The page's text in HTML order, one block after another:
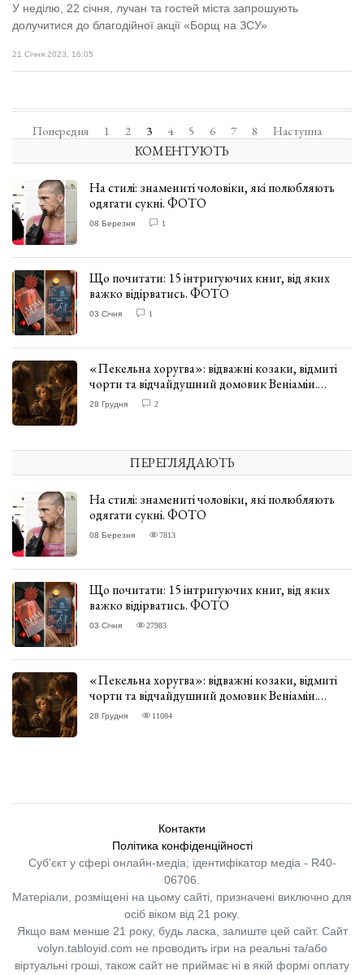
У неділю, 22 січня, лучан та гостей міста запрошують
долучитися до благодійної акції «Борщ на ЗСУ»
21 Січня 2023, 16:05
Попередня 1 2 3 4 5 6 7 8 Наступна
КОМЕНТУЮТЬ
На стилі: знамениті чоловіки, які полюбляють
одягати сукні. ФОТО
08 Березня 1
Що почитати: 15 інтригуючих книг, від яких
важко відірватись. ФОТО
03 Січня 1
«Пекельна хоругва»: відважні козаки, відмиті
чорти та відчайдушний домовик Веніамін.
ВІДГУК
28 Грудня 2
ПЕРЕГЛЯДАЮТЬ
На стилі: знамениті чоловіки, які полюбляють
одягати сукні. ФОТО
08 Березня 7813
Що почитати: 15 інтригуючих книг, від яких
важко відірватись. ФОТО
03 Січня 27983
«Пекельна хоругва»: відважні козаки, відмиті
чорти та відчайдушний домовик Веніамін.
ВІДГУК
28 Грудня 11084
Контакти
Політика конфіденційності
Суб'єкт у сфері онлайн-медіа; ідентифікатор медіа - R40-
06706.
Матеріали, розміщені на цьому сайті, призначені виключно для
осіб віком від 21 року.
Якщо вам менше 21 року, будь ласка, залиште цей сайт. Сайт
volyn.tabloyid.com не проводить ігри на реальні та/або
віртуальні гроші, також сайт не приймає ні в якій формі оплату